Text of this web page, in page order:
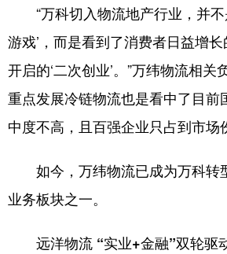
“万科切入物流地产行业，并不
游戏’，而是看到了消费者日益增
开启的‘二次创业’。”万纬物流相关
重点发展冷链物流也是看中了目前
中度不高，且百强企业只占到市场
如今，万纬物流已成为万科转
业务板块之一。
远洋物流 “实业+金融”双轮驱